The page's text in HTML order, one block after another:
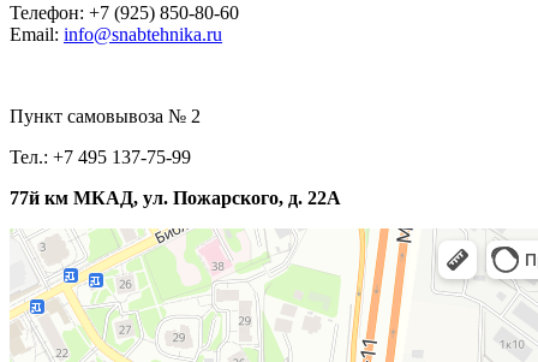
Телефон: +7 (925) 850-80-60
Email: info@snabtehnika.ru
Пункт самовывоза № 2
Тел.: +7 495 137-75-99
77й км МКАД, ул. Пожарского, д. 22А